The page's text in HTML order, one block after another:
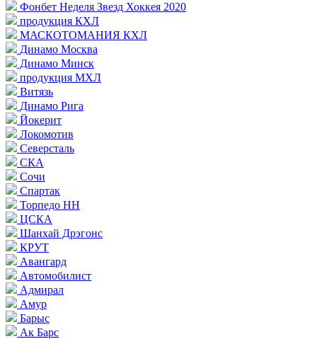
Фонбет Неделя Звезд Хоккея 2020
продукция КХЛ
МАСКОТОМАНИЯ КХЛ
Динамо Москва
Динамо Минск
продукция МХЛ
Витязь
Динамо Рига
Йокерит
Локомотив
Северсталь
СКА
Сочи
Спартак
Торпедо НН
ЦСКА
Шанхай Дрэгонс
КРУТ
Авангард
Автомобилист
Адмирал
Амур
Барыс
Ак Барс